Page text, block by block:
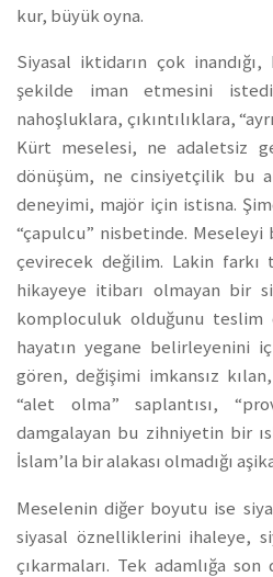
kur, büyük oyna.
Siyasal iktidarın çok
şekilde iman etmesini
nahoşluklara, çıkıntılıklara,
Kürt meselesi, ne adaletsiz
dönüşüm, ne cinsiyetçilik bu
deneyimi, majör için istisna.
“çapulcu” nisbetinde.
çevirecek değilim. Lakin farkı
hikayeye itibarı olmayan bir
komploculuk olduğunu teslim
hayatın yegane belirleyenini
gören, değişimi imkansız
“alet olma” saplantısı,
damgalayan bu zihniyetin bir
İslam’la bir alakası olmadığı
Meselenin diğer boyutu ise
siyasal öznelliklerini ihaleye,
çıkarmaları. Tek adamlığa